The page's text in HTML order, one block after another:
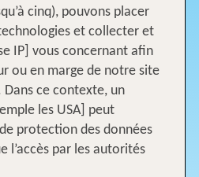
SUD
cinq), pouvons placer
et collecter et
IP] vous concernant afin
ou en marge de notre site
Dans ce contexte, un
les USA] peut
protection des données
l’accès par les autorités